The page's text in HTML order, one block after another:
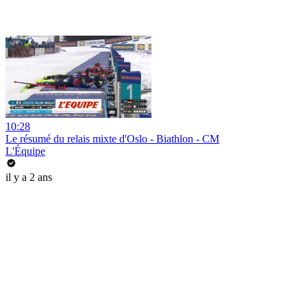
10:28
Le résumé du relais mixte d'Oslo - Biathlon - CM
L'Équipe
il y a 2 ans